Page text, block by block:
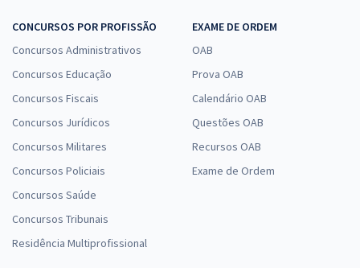
CONCURSOS POR PROFISSÃO
Concursos Administrativos
Concursos Educação
Concursos Fiscais
Concursos Jurídicos
Concursos Militares
Concursos Policiais
Concursos Saúde
Concursos Tribunais
Residência Multiprofissional
EXAME DE ORDEM
OAB
Prova OAB
Calendário OAB
Questões OAB
Recursos OAB
Exame de Ordem